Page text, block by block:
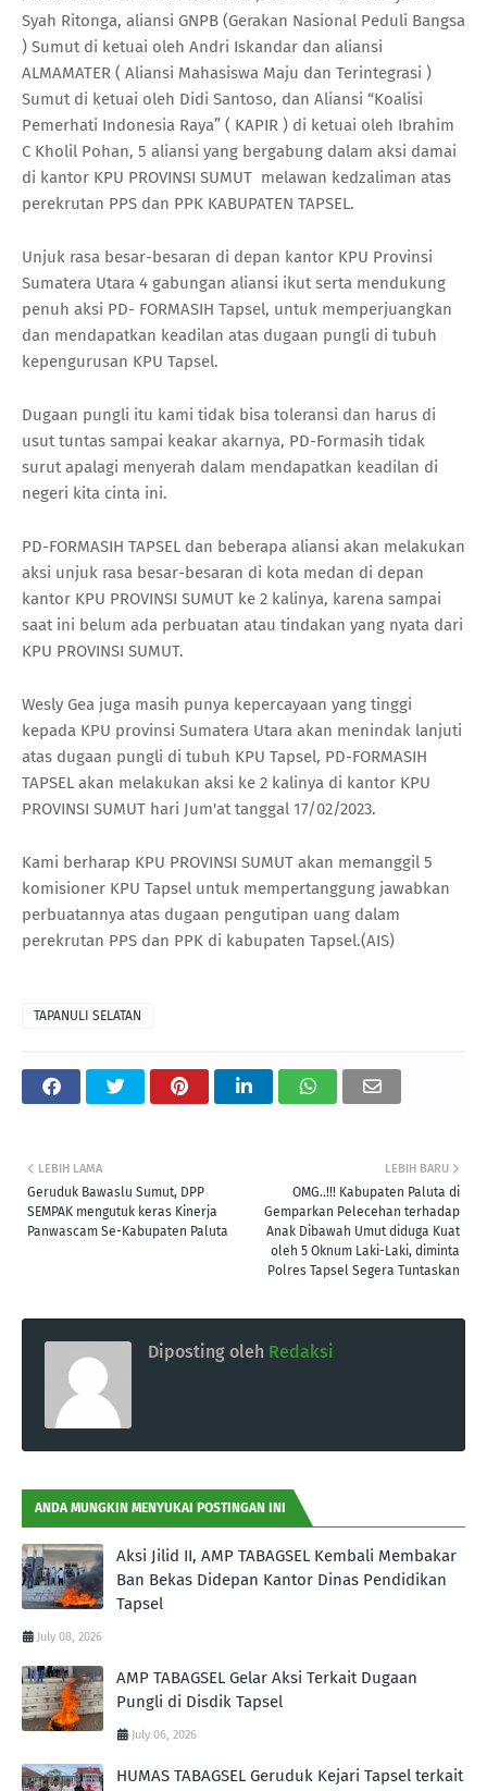
Syah Ritonga, aliansi GNPB (Gerakan Nasional Peduli Bangsa
) Sumut di ketuai oleh Andri Iskandar dan aliansi
ALMAMATER ( Aliansi Mahasiswa Maju dan Terintegrasi )
Sumut di ketuai oleh Didi Santoso, dan Aliansi “Koalisi
Pemerhati Indonesia Raya” ( KAPIR ) di ketuai oleh Ibrahim
C Kholil Pohan, 5 aliansi yang bergabung dalam aksi damai
di kantor KPU PROVINSI SUMUT melawan kedzaliman atas
perekrutan PPS dan PPK KABUPATEN TAPSEL.
Unjuk rasa besar-besaran di depan kantor KPU Provinsi
Sumatera Utara 4 gabungan aliansi ikut serta mendukung
penuh aksi PD- FORMASIH Tapsel, untuk memperjuangkan
dan mendapatkan keadilan atas dugaan pungli di tubuh
kepengurusan KPU Tapsel.
Dugaan pungli itu kami tidak bisa toleransi dan harus di
usut tuntas sampai keakar akarnya, PD-Formasih tidak
surut apalagi menyerah dalam mendapatkan keadilan di
negeri kita cinta ini.
PD-FORMASIH TAPSEL dan beberapa aliansi akan melakukan
aksi unjuk rasa besar-besaran di kota medan di depan
kantor KPU PROVINSI SUMUT ke 2 kalinya, karena sampai
saat ini belum ada perbuatan atau tindakan yang nyata dari
KPU PROVINSI SUMUT.
Wesly Gea juga masih punya kepercayaan yang tinggi
kepada KPU provinsi Sumatera Utara akan menindak lanjuti
atas dugaan pungli di tubuh KPU Tapsel, PD-FORMASIH
TAPSEL akan melakukan aksi ke 2 kalinya di kantor KPU
PROVINSI SUMUT hari Jum'at tanggal 17/02/2023.
Kami berharap KPU PROVINSI SUMUT akan memanggil 5
komisioner KPU Tapsel untuk mempertanggung jawabkan
perbuatannya atas dugaan pengutipan uang dalam
perekrutan PPS dan PPK di kabupaten Tapsel.(AIS)
TAPANULI SELATAN
LEBIH BARU
OMG..!!! Kabupaten Paluta di
Gemparkan Pelecehan terhadap
Anak Dibawah Umut diduga Kuat
oleh 5 Oknum Laki-Laki, diminta
Polres Tapsel Segera Tuntaskan
LEBIH LAMA
Geruduk Bawaslu Sumut, DPP
SEMPAK mengutuk keras Kinerja
Panwascam Se-Kabupaten Paluta
Diposting oleh Redaksi
ANDA MUNGKIN MENYUKAI POSTINGAN INI
Aksi Jilid II, AMP TABAGSEL Kembali Membakar
Ban Bekas Didepan Kantor Dinas Pendidikan
Tapsel
July 08, 2026
AMP TABAGSEL Gelar Aksi Terkait Dugaan
Pungli di Disdik Tapsel
July 06, 2026
HUMAS TABAGSEL Geruduk Kejari Tapsel terkait